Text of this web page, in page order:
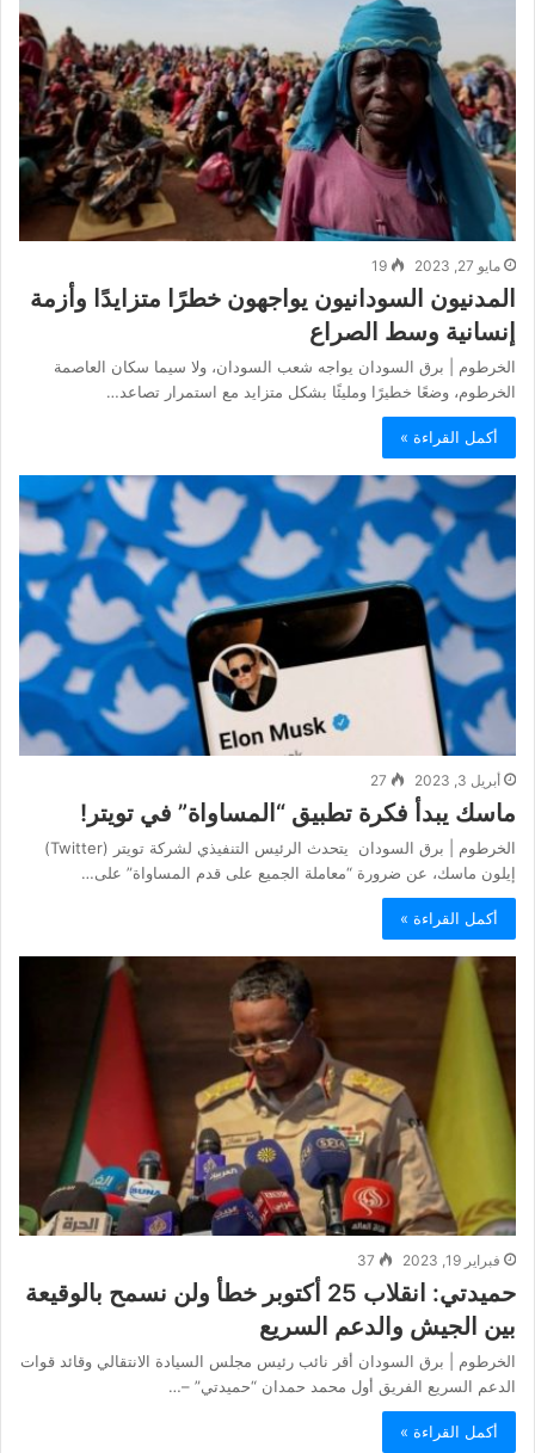
مايو 27, 2023 19
المدنيون السودانيون يواجهون خطرًا متزايدًا وأزمة
إنسانية وسط الصراع
الخرطوم | برق السودان يواجه شعب السودان، ولا سيما سكان العاصمة
الخرطوم، وضعًا خطيرًا ومليئًا بشكل متزايد مع استمرار تصاعد…
أكمل القراءة »
أبريل 3, 2023 27
ماسك يبدأ فكرة تطبيق “المساواة” في تويتر!
الخرطوم | برق السودان يتحدث الرئيس التنفيذي لشركة تويتر (Twitter)
إيلون ماسك، عن ضرورة “معاملة الجميع على قدم المساواة” على…
أكمل القراءة »
فبراير 19, 2023 37
حميدتي: انقلاب 25 أكتوبر خطأ ولن نسمح بالوقيعة
بين الجيش والدعم السريع
الخرطوم | برق السودان أقر نائب رئيس مجلس السيادة الانتقالي وقائد قوات
الدعم السريع الفريق أول محمد حمدان “حميدتي” –…
أكمل القراءة »